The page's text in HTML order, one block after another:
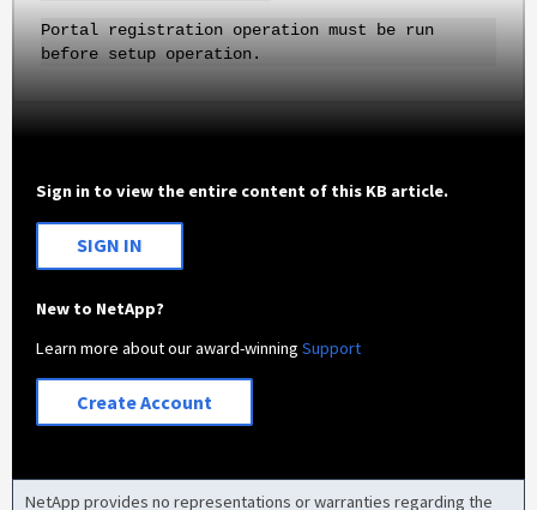
Portal registration operation must be run
before setup operation.
Sign in to view the entire content of this KB article.
SIGN IN
New to NetApp?
Learn more about our award-winningSupport
Create Account
NetApp provides no representations or warranties regarding the